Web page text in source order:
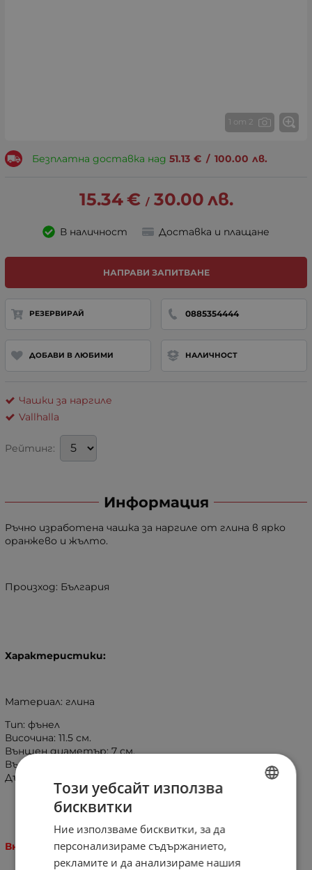
1 от 2
Безплатна доставка над 51.13 € / 100.00 лв.
15.34€ / 30.00 лв.
В наличност Доставка и плащане
НАПРАВИ ЗАПИТВАНЕ
РЕЗЕРВИРАЙ 0885354444
ДОБАВИ В ЛЮБИМИ НАЛИЧНОСТ
Чашки за наргиле
Vallhalla
Рейтинг:
Информация
Ръчно изработена чашка за наргиле от глина в ярко
оранжево и жълто.
Произход: България
Характеристики:
Материал: глина
Тип: фънел
Височина: 11.5 см.
Външен диаметър: 7 см.
Вътрешен диаметър: 6.2 см.
Дълбочина: 1.5 см.
Внимание!
Този уебсайт използва
бисквитки
Ние използваме бисквитки, за да
персонализираме съдържанието,
рекламите и да анализираме нашия